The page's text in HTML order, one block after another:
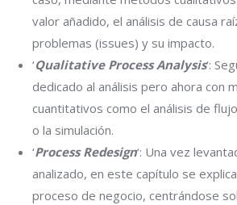
valor añadido, el análisis de causa
problemas (issues) y su impacto.
‘Qualitative Process Analysis‘:
dedicado al análisis pero ahora con
cuantitativos como el análisis de
o la simulación.
‘Process Redesign‘: Una vez
analizado, en este capítulo se
proceso de negocio, centrándose